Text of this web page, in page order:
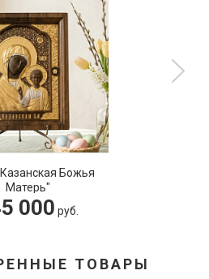
Божья
Матерь"
000 руб.
ТОВАРЫ